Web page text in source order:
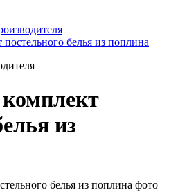
белья из поплина
из